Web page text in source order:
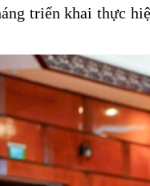
triển khai thực